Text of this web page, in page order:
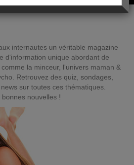
internautes un véritable magazine
d'information unique abordant de
la minceur, l'univers maman &
Retrouvez des quiz, sondages,
sur toutes ces thématiques.
nouvelles !